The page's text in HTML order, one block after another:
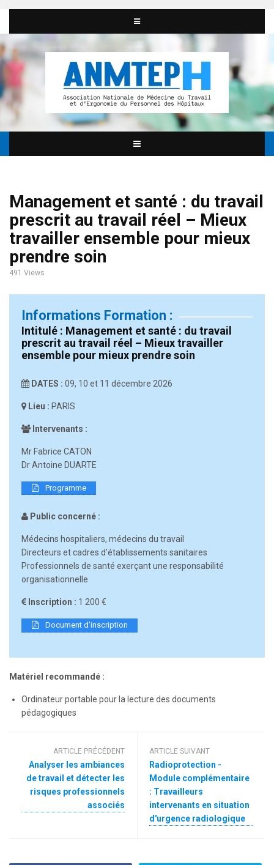
Management et santé : du travail
prescrit au travail réel – Mieux
travailler ensemble pour mieux
prendre soin
491 Views
Informations Formation :
Intitulé : Management et santé : du travail
prescrit au travail réel – Mieux travailler
ensemble pour mieux prendre soin
DATES : 09, 10 et 11 décembre 2026
Lieu : PARIS
Intervenants :
Mr Fabrice CATON
Dr Antoine DUARTE
Programme
Public concerné :
Médecins hospitaliers, médecins du travail
Directeurs et cadres d’établissements sanitaires
Professionnels de santé exerçant une responsabilité
organisationnelle
Inscription : 1 200 €
Document d’inscription
Matériel recommandé :
Ordinateur portable pour la lecture des documents
pédagogiques
ARTICLE PRÉCÉDENT
Analyser les ambiances
de travail et détecter les
risques professionnels
associés
ARTICLE SUIVANT
Radioprotection -
Module complémentaire
: Travailleurs
intervenants en situation
d'urgence radiologique